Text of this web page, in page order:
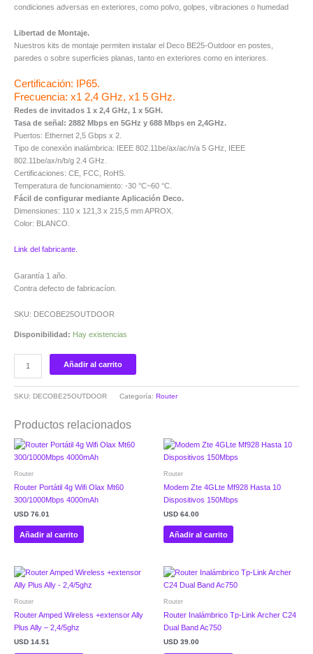
condiciones adversas en exteriores, como polvo, golpes, vibraciones o humedad
Libertad de Montaje.
Nuestros kits de montaje permiten instalar el Deco BE25-Outdoor en postes,
paredes o sobre superficies planas, tanto en exteriores como en interiores.
Certificación: IP65.
Frecuencia: x1 2,4 GHz, x1 5 GHz.
Redes de invitados 1 x 2,4 GHz, 1 x 5GH.
Tasa de señal: 2882 Mbps en 5GHz y 688 Mbps en 2,4GHz.
Puertos: Ethernet 2,5 Gbps x 2.
Tipo de conexión inalámbrica: IEEE 802.11be/ax/ac/n/a 5 GHz, IEEE
802.11be/ax/n/b/g 2.4 GHz.
Certificaciones: CE, FCC, RoHS.
Temperatura de funcionamiento: -30 °C~60 °C.
Fácil de configurar mediante Aplicación Deco.
Dimensiones: 110 x 121,3 x 215,5 mm APROX.
Color: BLANCO.
Link del fabricante.
Garantía 1 año.
Contra defecto de fabricacíon.
SKU: DECOBE25OUTDOOR
Disponibilidad: Hay existencias
Añadir al carrito
SKU: DECOBE25OUTDOOR Categoría: Router
Productos relacionados
Router
Router Portátil 4g Wifi Olax Mt60
300/1000Mbps 4000mAh
USD 76.01
Añadir al carrito
Router
Modem Zte 4GLte Mf928 Hasta 10
Dispositivos 150Mbps
USD 64.00
Añadir al carrito
Router
Router Amped Wireless +extensor Ally
Plus Ally – 2,4/5ghz
USD 14.51
Router
Router Inalámbrico Tp-Link Archer C24
Dual Band Ac750
USD 39.00